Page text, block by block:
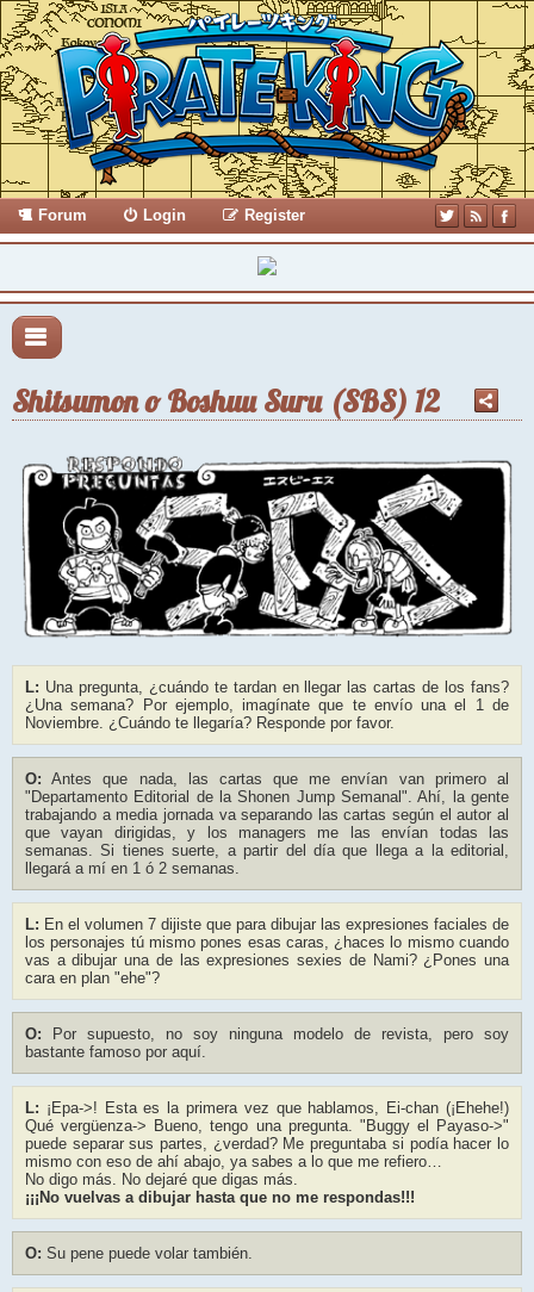
Forum Login Register
Shitsumon o Boshuu Suru (SBS) 12
L: Una pregunta, ¿cuándo te tardan en llegar las cartas de los fans?
¿Una semana? Por ejemplo, imagínate que te envío una el 1 de
Noviembre. ¿Cuándo te llegaría? Responde por favor.
O: Antes que nada, las cartas que me envían van primero al
"Departamento Editorial de la Shonen Jump Semanal". Ahí, la gente
trabajando a media jornada va separando las cartas según el autor al
que vayan dirigidas, y los managers me las envían todas las
semanas. Si tienes suerte, a partir del día que llega a la editorial,
llegará a mí en 1 ó 2 semanas.
L: En el volumen 7 dijiste que para dibujar las expresiones faciales de
los personajes tú mismo pones esas caras, ¿haces lo mismo cuando
vas a dibujar una de las expresiones sexies de Nami? ¿Pones una
cara en plan "ehe"?
O: Por supuesto, no soy ninguna modelo de revista, pero soy
bastante famoso por aquí.
L: ¡Epa->! Esta es la primera vez que hablamos, Ei-chan (¡Ehehe!)
Qué vergüenza-> Bueno, tengo una pregunta. "Buggy el Payaso->"
puede separar sus partes, ¿verdad? Me preguntaba si podía hacer lo
mismo con eso de ahí abajo, ya sabes a lo que me refiero…
No digo más. No dejaré que digas más.
¡¡¡No vuelvas a dibujar hasta que no me respondas!!!
O: Su pene puede volar también.